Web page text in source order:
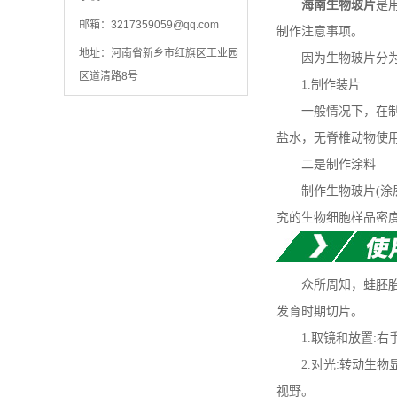
邮箱： 3217359059@qq.com
地址：河南省新乡市红旗区工业园
区道清路8号
海南生物玻片是
制作注意事项。
因为生物玻片分为
1.制作装片
一般情况下，在制
盐水，无脊椎动物使
二是制作涂料
制作生物玻片(涂层
究的生物细胞样品密
众所周知，蛙胚胎
发育时期切片。
1.取镜和放置:右手
2.对光:转动生物显
视野。